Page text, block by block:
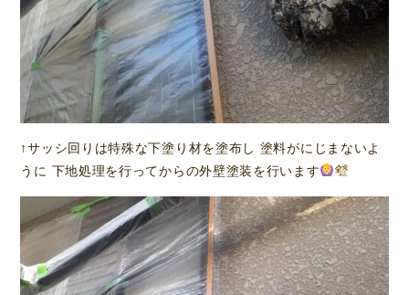
↑サッシ回りは特殊な下塗り材を塗布し 塗料がにじまないよ
うに 下地処理を行ってからの外壁塗装を行います